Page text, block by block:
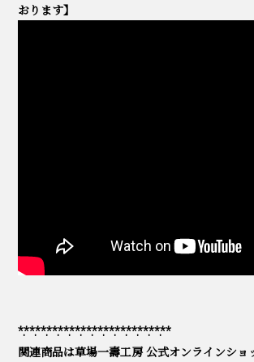
おります】
*.**.**.**.**.**.**.**.**.**.**.**.**.**
関連商品は草場一壽工房 公式オンラインシ